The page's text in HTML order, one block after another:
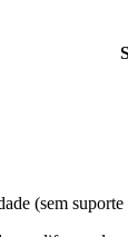
(sem